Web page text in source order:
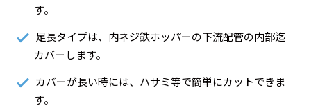
す。
足長タイプは、内ネジ鉄ホッパーの下流配管の内部迄
カバーします。
カバーが長い時には、ハサミ等で簡単にカットできま
す。